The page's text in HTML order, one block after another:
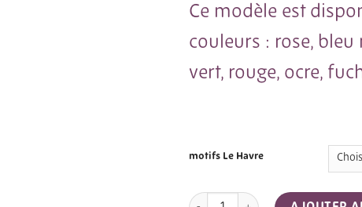
Ce modèle est
couleurs : rose, bleu
vert, rouge, ocre,
motifs Le Havre
quantité de SAINTE CECILE